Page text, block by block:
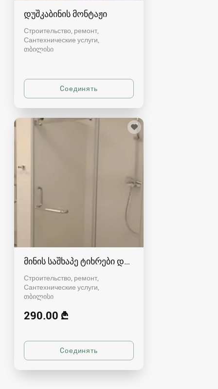
დუშკაბინის მონტაჟი
Строительство, ремонт,
Сантехнические услуги
თბილისი
მინის საშხაპე ტიხრები და კაბინები
Строительство, ремонт,
Сантехнические услуги
თბილისი
290.00 ₾